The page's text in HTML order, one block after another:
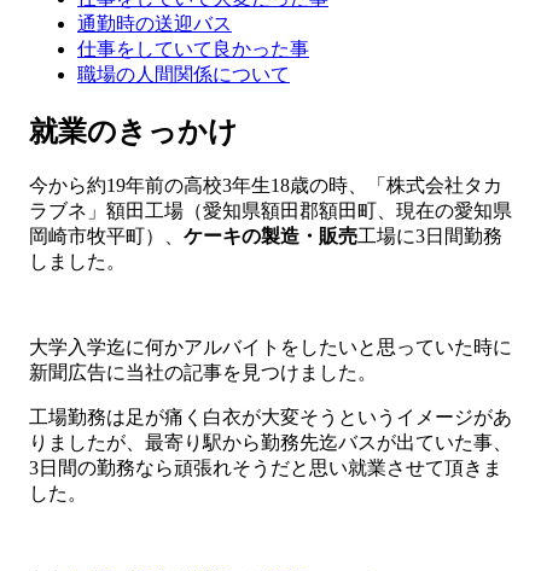
通勤時の送迎バス
仕事をしていて良かった事
職場の人間関係について
就業のきっかけ
今から約19年前の高校3年生18歳の時、「株式会社タカ
ラブネ」額田工場（愛知県額田郡額田町、現在の愛知県
岡崎市牧平町）、 ケーキの製造・販売工場に3日間勤務
しました。
大学入学迄に何かアルバイトをしたいと思っていた時に
新聞広告に当社の記事を見つけました。
工場勤務は足が痛く白衣が大変そうというイメージがあ
りましたが、最寄り駅から勤務先迄バスが出ていた事、
3日間の勤務なら頑張れそうだと思い就業させて頂きま
した。